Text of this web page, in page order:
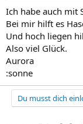
Ich habe auch mit
Bei mir hilft es
Und hoch liegen
Also viel Glück.
Aurora
:sonne
Du musst dich